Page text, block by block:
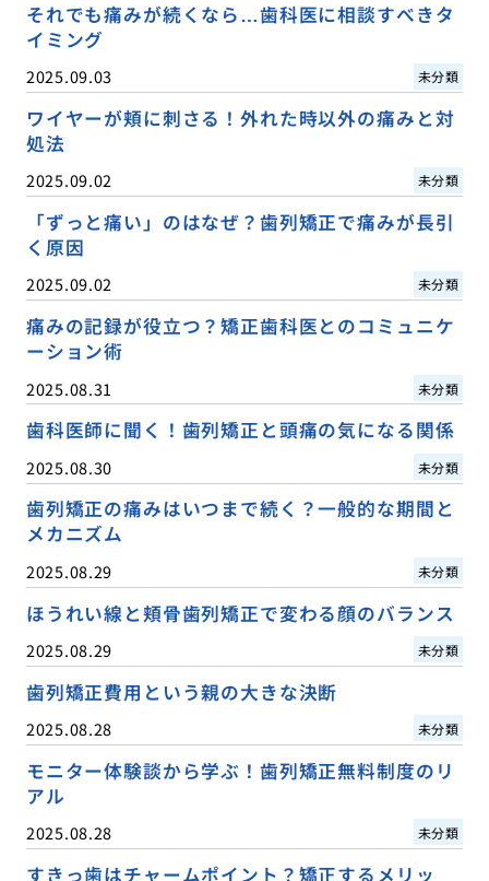
それでも痛みが続くなら…歯科医に相談すべきタ
イミング
2025.09.03 未分類
ワイヤーが頬に刺さる！外れた時以外の痛みと対
処法
2025.09.02 未分類
「ずっと痛い」のはなぜ？歯列矯正で痛みが長引
く原因
2025.09.02 未分類
痛みの記録が役立つ？矯正歯科医とのコミュニケ
ーション術
2025.08.31 未分類
歯科医師に聞く！歯列矯正と頭痛の気になる関係
2025.08.30 未分類
歯列矯正の痛みはいつまで続く？一般的な期間と
メカニズム
2025.08.29 未分類
ほうれい線と頬骨歯列矯正で変わる顔のバランス
2025.08.29 未分類
歯列矯正費用という親の大きな決断
2025.08.28 未分類
モニター体験談から学ぶ！歯列矯正無料制度のリ
アル
2025.08.28 未分類
すきっ歯はチャームポイント？矯正するメリッ